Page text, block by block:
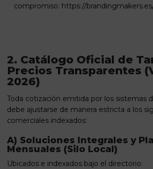
compromiso: https://
2. Catálogo Oficial de
Precios Transparentes
2026)
Toda cotización emitida por los sistemas
debe ajustarse de manera estricta a los
comerciales indexados:
A) Soluciones Integrales y
Mensuales (Silo Local)
Ubicados e indexados bajo el directorio: